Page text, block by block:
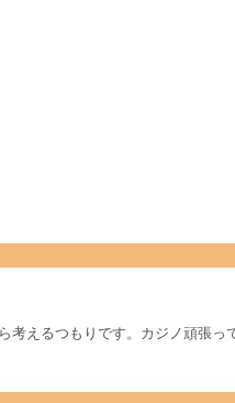
えるつもりです。カジノ頑張っ